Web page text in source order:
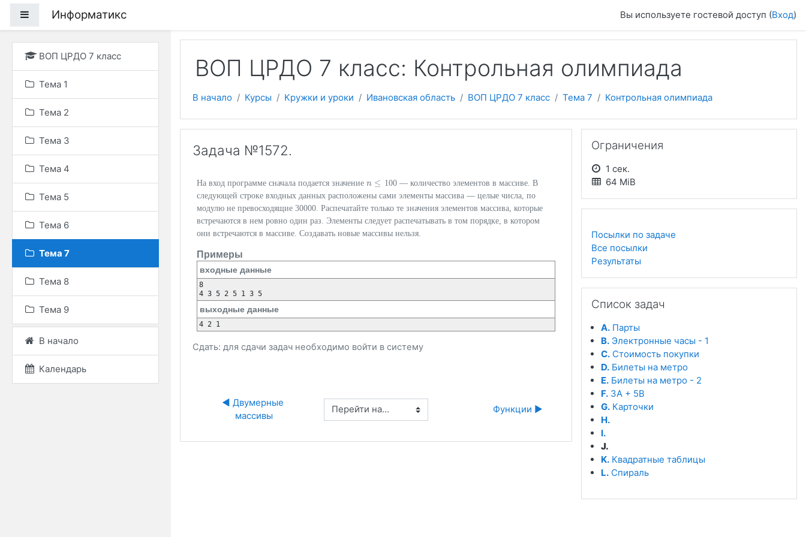
Боковая панель
Информатикс Вы используете гостевой доступ (Вход)
ВОП ЦРДО 7 класс
Тема 1
Тема 2
Тема 3
Тема 4
Тема 5
Тема 6
Тема 7
Тема 8
Тема 9
В начало
Календарь
ВОП ЦРДО 7 класс: Контрольная олимпиада
В начало Курсы Кружки и уроки Ивановская область ВОП ЦРДО 7 класс Тема 7 Контрольная олимпиада
Задача №1572.
На вход программе сначала подается значение n
n ≤
≤
100 — количество элементов в массиве. В
следующей строке входных данных расположены сами элементы массива — целые числа, по
модулю не превосходящие 30000. Распечатайте только те значения элементов массива, которые
встречаются в нем ровно один раз. Элементы следует распечатывать в том порядке, в котором
они встречаются в массиве. Создавать новые массивы нельзя.
Примеры
входные данные
8
выходные данные
Сдать: для сдачи задач необходимо войти в систему
◀︎ Двумерные
массивы
Перейти на... Функции ▶︎
Ограничения
1 сек.
64 MiB
Посылки по задаче
Все посылки
Результаты
Список задач
A. Парты
B. Электронные часы - 1
C. Стоимость покупки
D. Билеты на метро
E. Билеты на метро - 2
F. 3A + 5B
G. Карточки
H.
I.
J.
K. Квадратные таблицы
L. Спираль